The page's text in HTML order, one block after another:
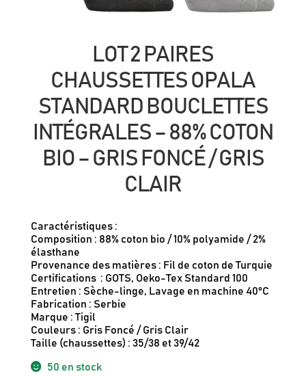
LOT 2 PAIRES
CHAUSSETTES OPALA
STANDARD BOUCLETTES
INTÉGRALES – 88% COTON
BIO – GRIS FONCÉ / GRIS
CLAIR
Caractéristiques :
Composition : 88% coton bio / 10% polyamide / 2%
élasthane
Provenance des matières : Fil de coton de Turquie
Certifications​ : GOTS, Oeko-Tex Standard 100
Entretien : Sèche-linge, Lavage en machine 40°C
Fabrication : Serbie
Marque : Tigil
Couleurs : Gris Foncé / Gris Clair
Taille (chaussettes) : 35/38 et 39/42
50 en stock